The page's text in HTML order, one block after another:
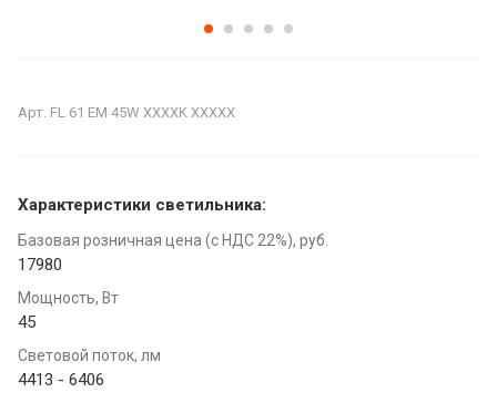
Арт. FL 61 EM 45W XXXXK XXXXX
Характеристики светильника:
Базовая розничная цена (с НДС 22%), руб.
17980
Мощность, Вт
45
Световой поток, лм
4413 - 6406